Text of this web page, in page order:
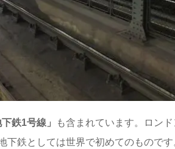
鉄1号線」
も含まれています。ロン
鉄としては世界で初めてのものです